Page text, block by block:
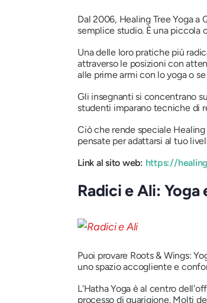
Dal 2006, Healing Tree Yoga
semplice studio. È una piccola
Una delle loro pratiche più
attraverso le posizioni con
alle prime armi con lo yoga o
Gli insegnanti si concentrano
studenti imparano tecniche di
Ciò che rende speciale
pensate per adattarsi al tuo
Link al sito web: https://
Radici e Ali:
Puoi provare Roots & Wings:
uno spazio accogliente e
L'Hatha Yoga è al centro
processo di guarigione. Molti